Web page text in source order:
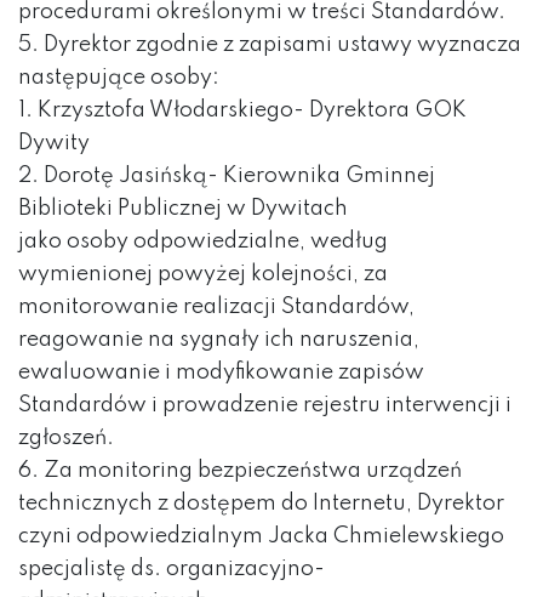
procedurami określonymi w treści Standardów.
5. Dyrektor zgodnie z zapisami ustawy wyznacza
następujące osoby:
1. Krzysztofa Włodarskiego- Dyrektora GOK
Dywity
2. Dorotę Jasińską- Kierownika Gminnej
Biblioteki Publicznej w Dywitach
jako osoby odpowiedzialne, według
wymienionej powyżej kolejności, za
monitorowanie realizacji Standardów,
reagowanie na sygnały ich naruszenia,
ewaluowanie i modyfikowanie zapisów
Standardów i prowadzenie rejestru interwencji i
zgłoszeń.
6. Za monitoring bezpieczeństwa urządzeń
technicznych z dostępem do Internetu, Dyrektor
czyni odpowiedzialnym Jacka Chmielewskiego
specjalistę ds. organizacyjno-